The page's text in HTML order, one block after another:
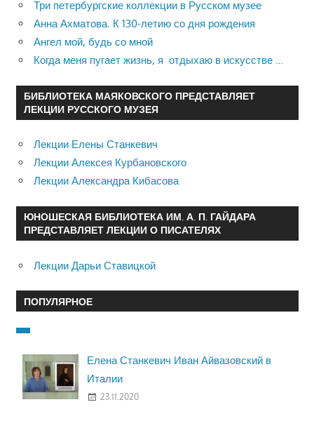
Три петербургские коллекции в Русском музее
Анна Ахматова. К 130-летию со дня рождения
Ангел мой, будь со мной
Когда меня пугает жизнь, я отдыхаю в искусстве …
БИБЛИОТЕКА МАЯКОВСКОГО ПРЕДСТАВЛЯЕТ
ЛЕКЦИИ РУССКОГО МУЗЕЯ
Лекции Елены Станкевич
Лекции Алексея Курбановского
Лекции Александра Кибасова
ЮНОШЕСКАЯ БИБЛИОТЕКА ИМ. А. П. ГАЙДАРА
ПРЕДСТАВЛЯЕТ ЛЕКЦИИ О ПИСАТЕЛЯХ
Лекции Дарьи Ставицкой
ПОПУЛЯРНОЕ
Елена Станкевич Иван Айвазовский в
Италии
23.11.2020